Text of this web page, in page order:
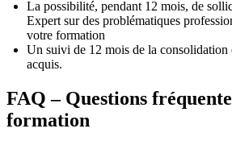
La possibilité, pendant 12 mois, de
Expert sur des problématiques
votre formation
Un suivi de 12 mois de la consolidation
acquis.
FAQ – Questions
formation